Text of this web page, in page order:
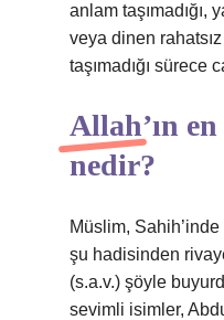
anlam taşımadığı,
veya dinen
taşımadığı sürece
Allah’ın
nedir?
Müslim, Sahih’inde
şu hadisinden
(s.a.v.) şöyle
sevimli isimler,